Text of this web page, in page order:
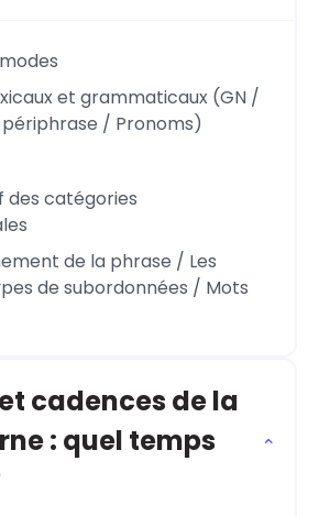
et grammaticaux (GN /
/ Pronoms)
des catégories
de la phrase / Les
de subordonnées / Mots
cadences de la
: quel temps